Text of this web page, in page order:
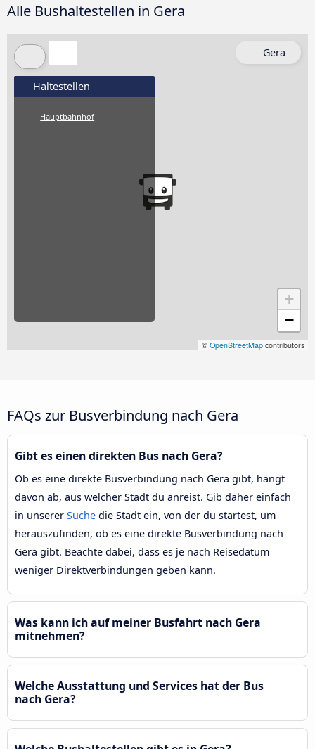
Alle Bushaltestellen in Gera
+
−
© OpenStreetMap contributors
Haltestellen
Hauptbahnhof
Gera
FAQs zur Busverbindung nach Gera
Gibt es einen direkten Bus nach Gera?
Ob es eine direkte Busverbindung nach Gera gibt, hängt
davon ab, aus welcher Stadt du anreist. Gib daher einfach
in unserer Suche die Stadt ein, von der du startest, um
herauszufinden, ob es eine direkte Busverbindung nach
Gera gibt. Beachte dabei, dass es je nach Reisedatum
weniger Direktverbindungen geben kann.
Was kann ich auf meiner Busfahrt nach Gera
mitnehmen?
Welche Ausstattung und Services hat der Bus
nach Gera?